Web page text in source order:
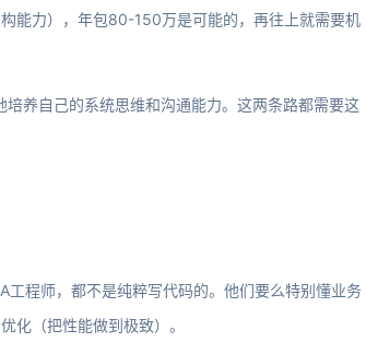
能力），年包80-150万是可能的，再往上就需要机
培养自己的系统思维和沟通能力。这两条路都需要这
程师，都不是纯粹写代码的。他们要么特别懂业务
化（把性能做到极致）。